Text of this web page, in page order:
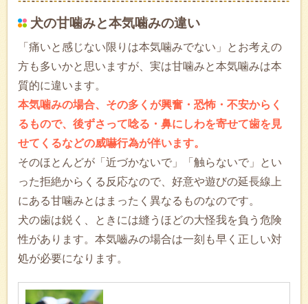
犬の甘噛みと本気噛みの違い
「痛いと感じない限りは本気噛みでない」とお考えの
方も多いかと思いますが、実は甘噛みと本気噛みは本
質的に違います。
本気噛みの場合、その多くが興奮・恐怖・不安からく
るもので、後ずさって唸る・鼻にしわを寄せて歯を見
せてくるなどの威嚇行為が伴います。
そのほとんどが「近づかないで」「触らないで」とい
った拒絶からくる反応なので、好意や遊びの延長線上
にある甘噛みとはまったく異なるものなのです。
犬の歯は鋭く、ときには縫うほどの大怪我を負う危険
性があります。本気嚙みの場合は一刻も早く正しい対
処が必要になります。